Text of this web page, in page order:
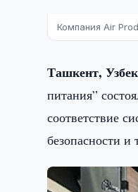
Компания Air
Ташкент,
питания”
соответствие
безопасности